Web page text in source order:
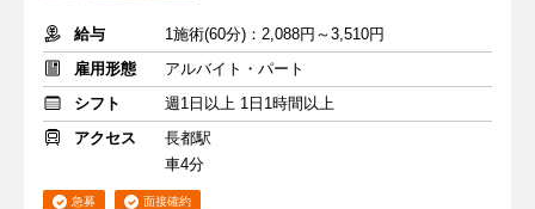
給与
1施術(60分)：2,088円～3,510円
雇用形態
アルバイト・パート
シフト
週1日以上 1日1時間以上
アクセス
長都駅
車4分
急募 面接確約